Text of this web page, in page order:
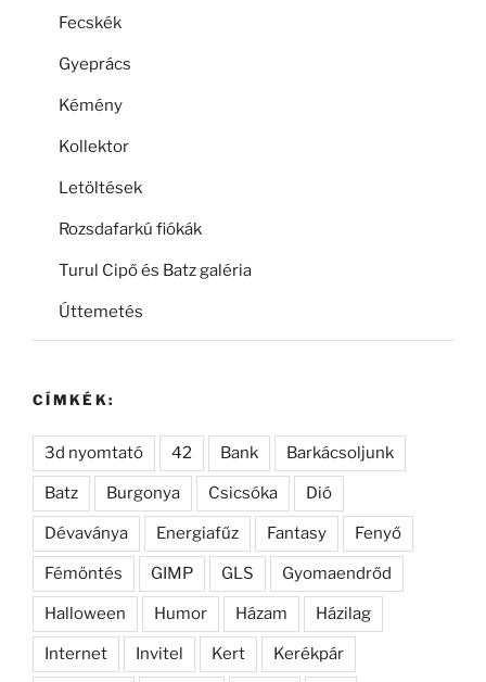
Fecskék
Gyeprács
Kémény
Kollektor
Letöltések
Rozsdafarkú fiókák
Turul Cipő és Batz galéria
Úttemetés
CÍMKÉK:
3d nyomtató 42 Bank Barkácsoljunk
Batz Burgonya Csicsóka Dió
Dévaványa Energiafűz Fantasy Fenyő
Fémöntés GIMP GLS Gyomaendrőd
Halloween Humor Házam Házilag
Internet Invitel Kert Kerékpár